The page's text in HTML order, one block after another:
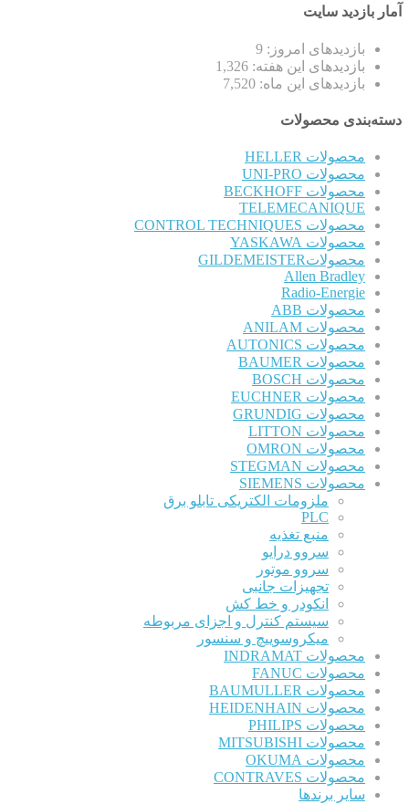
آمار بازدید سایت
بازدیدهای امروز: 9
بازدیدهای این هفته: 1,326
بازدیدهای این ماه: 7,520
دسته‌بندی محصولات
محصولات HELLER
محصولات UNI-PRO
محصولات BECKHOFF
TELEMECANIQUE
محصولات CONTROL TECHNIQUES
محصولات YASKAWA
محصولاتGILDEMEISTER
Allen Bradley
Radio-Energie
محصولات ABB
محصولات ANILAM
محصولات AUTONICS
محصولات BAUMER
محصولات BOSCH
محصولات EUCHNER
محصولات GRUNDIG
محصولات LITTON
محصولات OMRON
محصولات STEGMAN
محصولات SIEMENS
ملزومات الکتریکی تابلو برق
PLC
منبع تغذیه
سروو درایو
سروو موتور
تجهیزات جانبی
انکودر و خط کش
سیستم کنترل و اجزای مربوطه
میکروسوییچ و سنسور
محصولات INDRAMAT
محصولات FANUC
محصولات BAUMULLER
محصولات HEIDENHAIN
محصولات PHILIPS
محصولات MITSUBISHI
محصولات OKUMA
محصولات CONTRAVES
سایر برندها